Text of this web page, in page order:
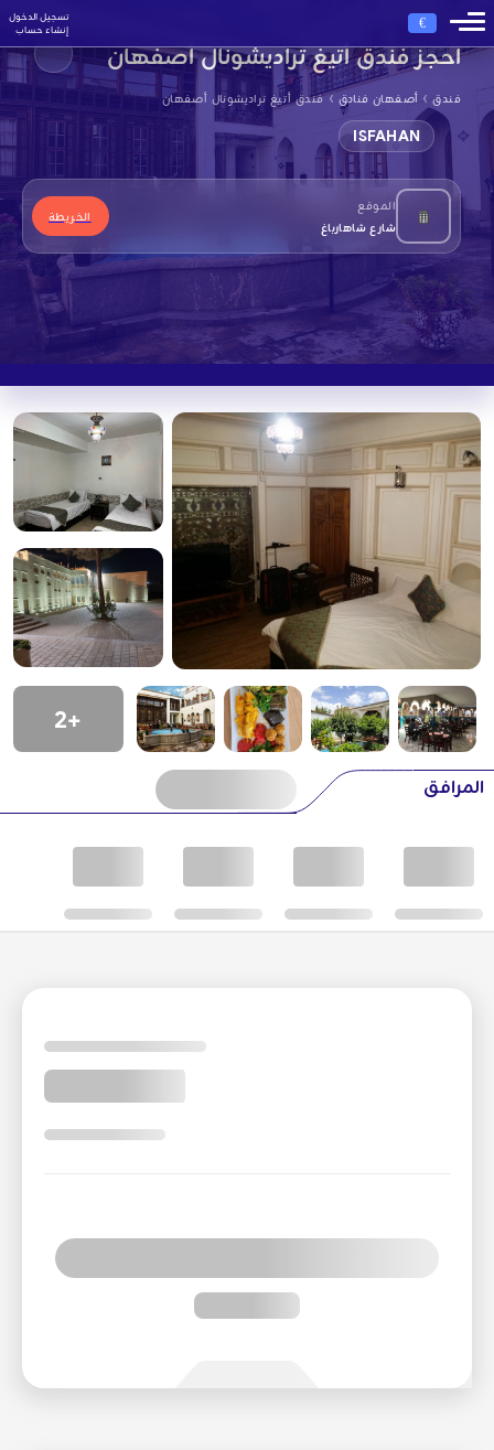
€
تسجيل الدخول
إنشاء حساب
احجز فندق أتيغ تراديشونال أصفهان
فندق › أصفهان فنادق › فندق أتيغ تراديشونال أصفهان
ISFAHAN
الموقع
شارع شاهارباغ
الخريطة
+2
المرافق